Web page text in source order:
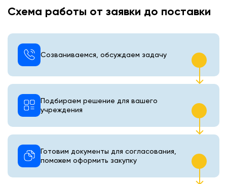
Схема работы от заявки до поставки
Созваниваемся, обсуждаем задачу
Подбираем решение для вашего
учреждения
Готовим документы для согласования,
поможем оформить закупку